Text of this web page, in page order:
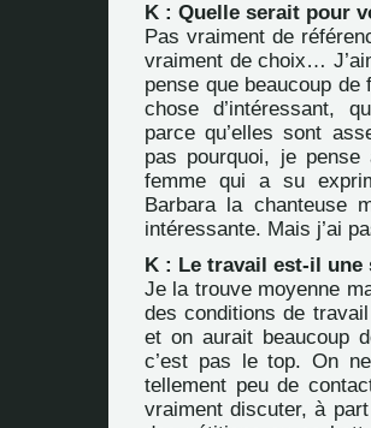
K : Quelle serait pour
Pas vraiment de
vraiment de choix…
pense que beaucoup
chose d’intéressant,
parce qu’elles sont
pas pourquoi, je
femme qui a su
Barbara la chanteuse
intéressante. Mais j’ai
K : Le travail est-il
Je la trouve moyenne
des conditions de
et on aurait beaucoup
c’est pas le top. On
tellement peu de
vraiment discuter, à